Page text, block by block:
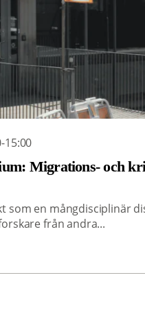
15:00
Migrations- och
som en mångdisciplinär
från andra...